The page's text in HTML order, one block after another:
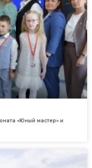
«Юный мастер» и